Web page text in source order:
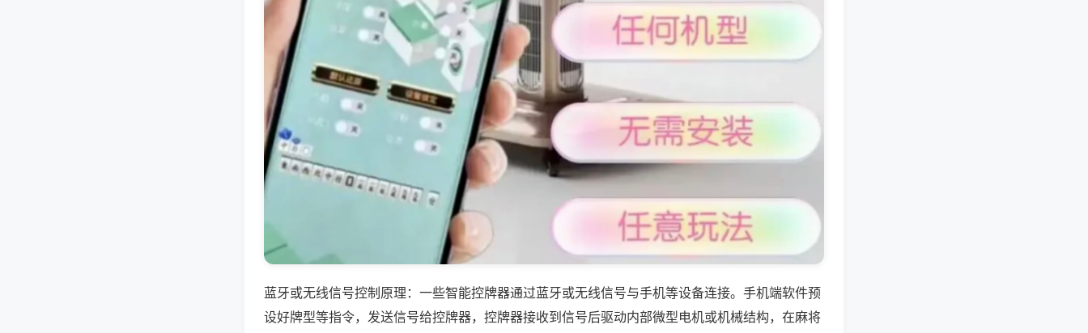
蓝牙或无线信号控制原理：一些智能控牌器通过蓝牙或无线信号与手机等设备连接。手机端软件预
设好牌型等指令，发送信号给控牌器，控牌器接收到信号后驱动内部微型电机或机械结构，在麻将